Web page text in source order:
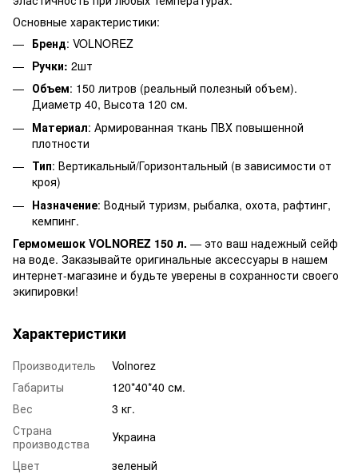
Основные характеристики:
Бренд: VOLNOREZ
Ручки: 2шт
Объем: 150 литров (реальный полезный объем).
Диаметр 40, Высота 120 см.
Материал: Армированная ткань ПВХ повышенной
плотности
Тип: Вертикальный/Горизонтальный (в зависимости от
кроя)
Назначение: Водный туризм, рыбалка, охота, рафтинг,
кемпинг.
Гермомешок VOLNOREZ 150 л. — это ваш надежный сейф
на воде. Заказывайте оригинальные аксессуары в нашем
интернет-магазине и будьте уверены в сохранности своего
экипировки!
Характеристики
Производитель
Volnorez
Габариты
120*40*40 см.
Вес
3 кг.
Страна
производства
Украина
Цвет
зеленый